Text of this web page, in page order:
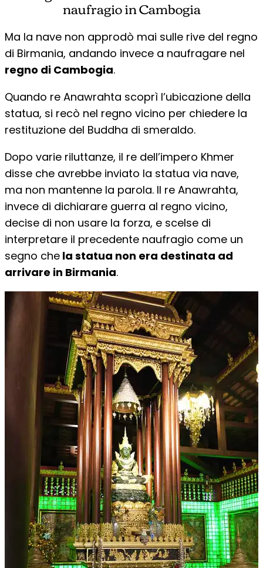
naufragio in Cambogia
Ma la nave non approdò mai sulle rive del regno
di Birmania, andando invece a naufragare nel
regno di Cambogia.
Quando re Anawrahta scoprì l’ubicazione della
statua, si recò nel regno vicino per chiedere la
restituzione del Buddha di smeraldo.
Dopo varie riluttanze, il re dell’impero Khmer
disse che avrebbe inviato la statua via nave,
ma non mantenne la parola. Il re Anawrahta,
invece di dichiarare guerra al regno vicino,
decise di non usare la forza, e scelse di
interpretare il precedente naufragio come un
segno che la statua non era destinata ad
arrivare in Birmania.